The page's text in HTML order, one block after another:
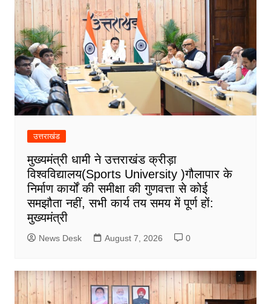
उत्तराखंड
मुख्यमंत्री धामी ने उत्तराखंड क्रीड़ा
विश्वविद्यालय(Sports University )गौलापार के
निर्माण कार्यों की समीक्षा की गुणवत्ता से कोई
समझौता नहीं, सभी कार्य तय समय में पूर्ण हों:
मुख्यमंत्री
News Desk August 7, 2026 0